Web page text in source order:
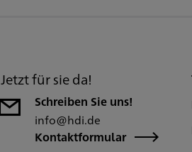
Jetzt für sie da!
Schreiben Sie uns!
info@hdi.de
Kontaktformular